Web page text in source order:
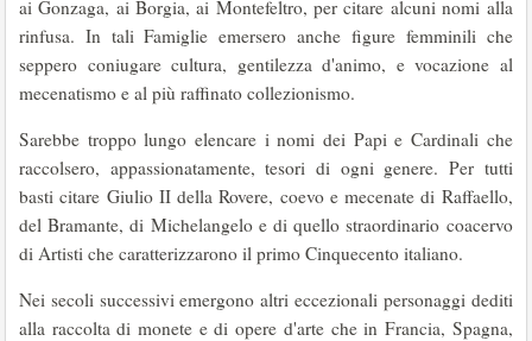
ai Gonzaga, ai Borgia, ai Montefeltro, per citare alcuni nomi alla
rinfusa. In tali Famiglie emersero anche figure femminili che
seppero coniugare cultura, gentilezza d'ani­mo, e vocazione al
mecenatismo e al più raffinato collezionismo.
Sarebbe troppo lungo elencare i nomi dei Papi e Cardinali che
raccolsero, appassionatamente, tesori di ogni genere. Per tutti
basti citare Giulio II della Rovere, coevo e mecenate di Raffaello,
del Bramante, di Michelangelo e di quello straor­dinario coacervo
di Artisti che caratterizzarono il primo Cinquecento italiano.
Nei secoli successivi emergono altri ecceziona­li personaggi dediti
alla raccolta di monete e di opere d'arte che in Francia, Spagna,